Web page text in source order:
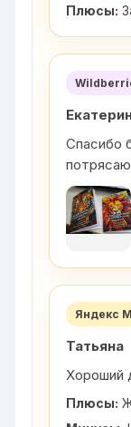
Плюсы:
Спасибо
Яндекс
Татьяна
Хороший
Плюсы: